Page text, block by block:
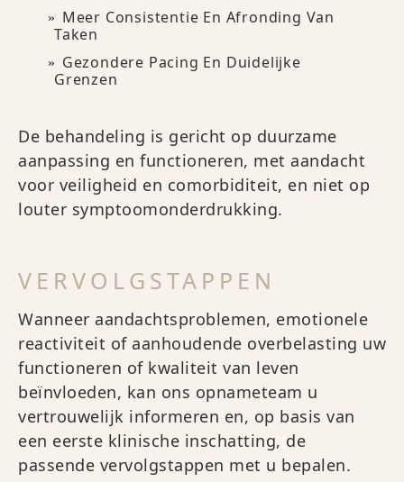
Meer Consistentie En Afronding Van
Taken
Gezondere Pacing En Duidelijke
Grenzen
De behandeling is gericht op duurzame
aanpassing en functioneren, met aandacht
voor veiligheid en comorbiditeit, en niet op
louter symptoomonderdrukking.
VERVOLGSTAPPEN
Wanneer aandachtsproblemen, emotionele
reactiviteit of aanhoudende overbelasting uw
functioneren of kwaliteit van leven
beïnvloeden, kan ons opnameteam u
vertrouwelijk informeren en, op basis van
een eerste klinische inschatting, de
passende vervolgstappen met u bepalen.